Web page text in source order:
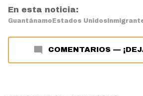
En esta noticia:
Guantánamo Estados Unidos
COMENTARIOS —